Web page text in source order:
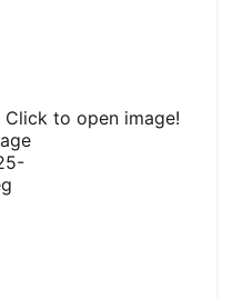
Click to open image!